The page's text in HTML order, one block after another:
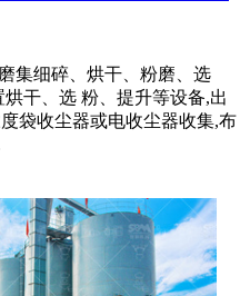
集细碎、烘干、粉磨、选
干、选 粉、提升等设备,出
袋收尘器或电收尘器收集,布